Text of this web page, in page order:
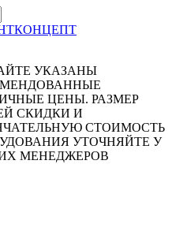
УКАЗАНЫ
ЦЕНЫ. РАЗМЕР
СКИДКИ И
СТОИМОСТЬ
УТОЧНЯЙТЕ У
МЕНЕДЖЕРОВ